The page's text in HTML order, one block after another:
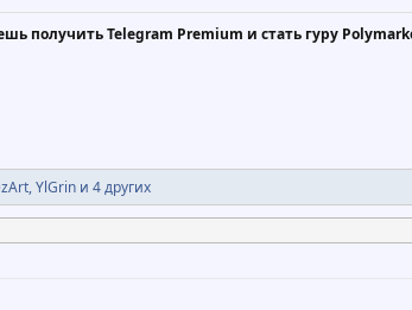
получить Telegram Premium и стать гуру
,YlGrin и 4 других